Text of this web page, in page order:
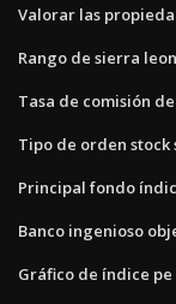
Valorar las
Rango de sierra
Tasa de comisión
Tipo de orden stock
Principal fondo
Banco ingenioso
Gráfico de índice